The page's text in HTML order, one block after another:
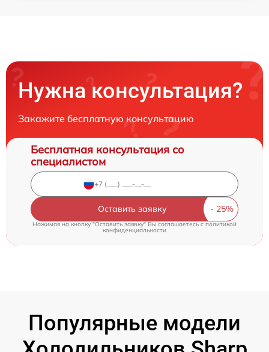
Нужна консультация?
Закажите бесплатную консультацию
Бесплатная консультация со
специалистом
Оставить заявку
Нажимая на кнопку "Оставить заявку" Вы соглашаетесь cполитикой
конфиденциальности
Популярные модели